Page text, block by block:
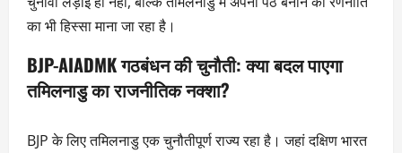
का भी हिस्सा माना जा रहा है।
BJP-AIADMK गठबंधन की चुनौती: क्या बदल पाएगा
तमिलनाडु का राजनीतिक नक्शा?
BJP के लिए तमिलनाडु एक चुनौतीपूर्ण राज्य रहा है। जहां दक्षिण भारत